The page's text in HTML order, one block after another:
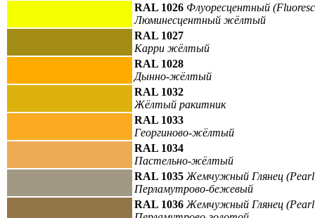
RAL 1026 Флуоресцентный
Люминесцентный жёлтый
RAL 1027
Карри жёлтый
RAL 1028
Дынно-жёлтый
RAL 1032
Жёлтый ракитник
RAL 1033
Георгиново-жёлтый
RAL 1034
Пастельно-жёлтый
RAL 1035 Жемчужный Глянец (Pearl
Перламутрово-бежевый
RAL 1036 Жемчужный Глянец (Pearl